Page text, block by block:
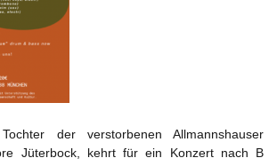
der verstorbenen Allmannshauser
Jüterbock, kehrt für ein Konzert nach B